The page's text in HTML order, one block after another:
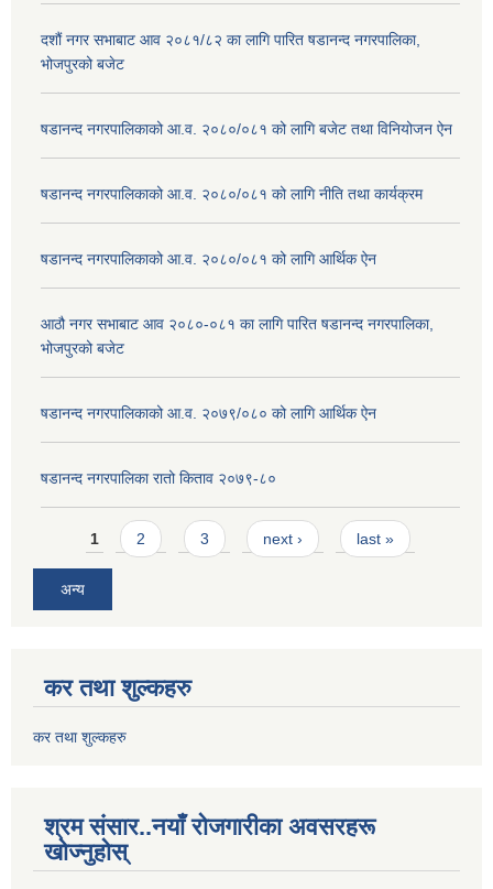
दशौं नगर सभाबाट आव २०८१/८२ का लागि पारित षडानन्द नगरपालिका,
भोजपुरको बजेट
षडानन्द नगरपालिकाको आ.व. २०८०/०८१ को लागि बजेट तथा विनियोजन ऐन
षडानन्द नगरपालिकाको आ.व. २०८०/०८१ को लागि नीति तथा कार्यक्रम
षडानन्द नगरपालिकाको आ.व. २०८०/०८१ को लागि आर्थिक ऐन
आठौ नगर सभाबाट आव २०८०-०८१ का लागि पारित षडानन्द नगरपालिका,
भोजपुरको बजेट
षडानन्द नगरपालिकाको आ.व. २०७९/०८० को लागि आर्थिक ऐन
षडानन्द नगरपालिका रातो किताव २०७९-८०
Pages
1 2 3 next › last »
अन्य
कर तथा शुल्कहरु
कर तथा शुल्कहरु
श्रम संसार..नयाँ रोजगारीका अवसरहरू
खोज्नुहोस्